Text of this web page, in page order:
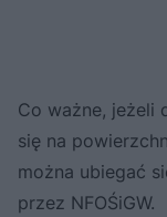
Co ważne, jeżeli
się na
można ubiegać
przez NFOŚiGW.